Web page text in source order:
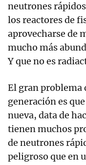
neutrones
los reactores de
aprovecharse de
mucho más
Y que no es
El gran problema
generación es
nueva, data de
tienen muchos
de neutrones
peligroso que en